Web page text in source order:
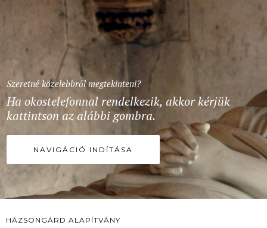
Szeretné közelebbről megtekinteni?
Ha okostelefonnal rendelkezik, akkor kérjük
kattintson az alábbi gombra.
NAVIGÁCIÓ INDÍTÁSA
HÁZSONGÁRD ALAPÍTVÁNY